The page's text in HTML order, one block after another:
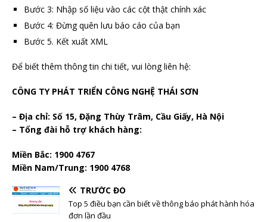
Bước 3: Nhập số liệu vào các cột thật chính xác
Bước 4: Đừng quên lưu báo cáo của bạn
Bước 5. Kết xuất XML
Để biết thêm thông tin chi tiết, vui lòng liên hệ:
CÔNG TY PHÁT TRIỂN CÔNG NGHỆ THÁI SƠN
– Địa chỉ: Số 15, Đặng Thùy Trâm, Cầu Giấy, Hà Nội
– Tổng đài hỗ trợ khách hàng:
Miền Bắc: 1900 4767
Miền Nam/Trung: 1900 4768
TRƯỚC ĐÓ
Top 5 điều bạn cần biết về thông báo phát hành hóa
đơn lần đầu